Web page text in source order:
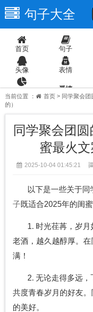
句子大全
首页 句子
头像 表情
爱情
当前位置 ： 首页 > 同学聚会
的）
同学聚会团
蜜最火文
2025-10-04 01:45:21
以下是一些关于
子既适合2025年的闺
1. 时光荏苒，岁
老酒，越久越醇厚。
满！
2. 无论走得多远
共度青春岁月的好友
的美好。